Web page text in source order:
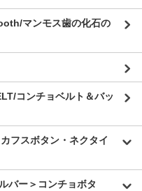
マンモス歯の化石の
コンチョベルト＆バッ
フスボタン・ネクタイ
バー＞コンチョボタ